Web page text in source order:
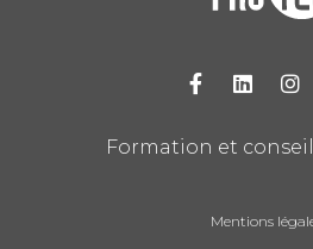
Formation et
Mentions